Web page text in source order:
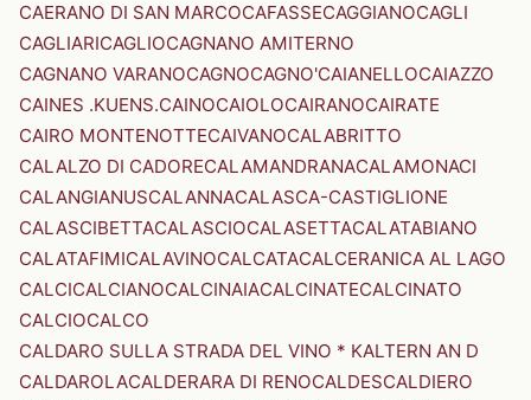
CAERANO DI SAN MARCOCAFASSECAGGIANOCAGLI
CAGLIARICAGLIOCAGNANO AMITERNO
CAGNANO VARANOCAGNOCAGNO'CAIANELLOCAIAZZO
CAINES .KUENS.CAINOCAIOLOCAIRANOCAIRATE
CAIRO MONTENOTTECAIVANOCALABRITTO
CALALZO DI CADORECALAMANDRANACALAMONACI
CALANGIANUSCALANNACALASCA-CASTIGLIONE
CALASCIBETTACALASCIOCALASETTACALATABIANO
CALATAFIMICALAVINOCALCATACALCERANICA AL LAGO
CALCICALCIANOCALCINAIACALCINATECALCINATO
CALCIOCALCO
CALDARO SULLA STRADA DEL VINO * KALTERN AN D
CALDAROLACALDERARA DI RENOCALDESCALDIERO